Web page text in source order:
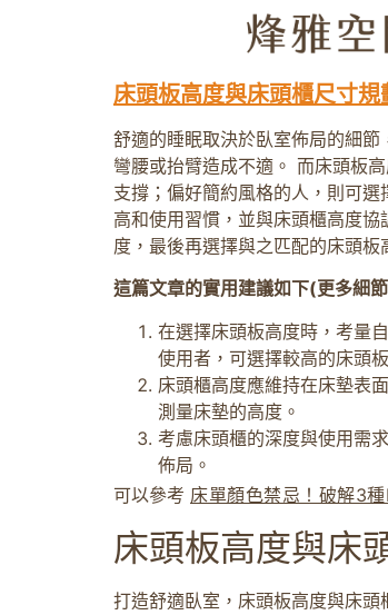
床頭板高度與床頭櫃尺寸
舒適的睡眠取決於臥室佈局的細
彎腰或抬臂造成不適。 而床頭板
支撐；偏好簡約風格的人，則可
高和使用習慣，並與床頭櫃高度
度，最後再選擇與之匹配的床頭板
這篇文章的實用建議如下(更多細
在選擇床頭板高度時，考量
使用者，可選擇較高的床頭
床頭櫃高度應維持在床墊表
測量床墊的高度。
考慮床頭櫃的深度與使用需
佈局。
可以參考 床單顏色禁忌！破解3
床頭板高度與床
打造舒適臥室，床頭板高度與床